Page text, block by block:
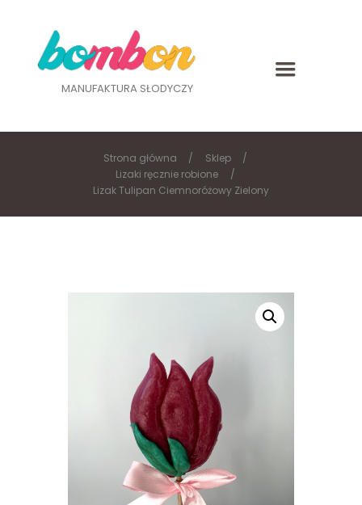
MANUFAKTURA SŁODYCZY
Strona główna
Sklep
Lizaki ręcznie robione
Lizak Tulipan Ciemnoróżowy Zielony